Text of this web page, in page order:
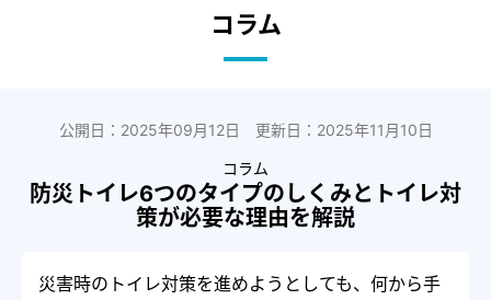
コラム
公開日：2025年09月12日 更新日：2025年11月10日
コラム
防災トイレ6つのタイプのしくみとトイレ対
策が必要な理由を解説
災害時のトイレ対策を進めようとしても、何から手